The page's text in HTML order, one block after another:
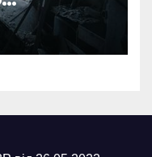
КАБами